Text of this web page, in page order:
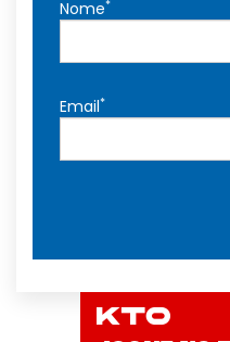
Nome*
Email*